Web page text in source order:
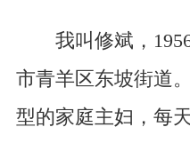
我叫修斌，1956
市青羊区东坡街道
型的家庭主妇，每